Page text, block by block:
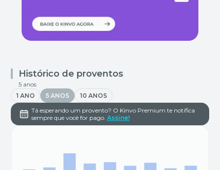
Histórico de proventos
5 anos
1 ANO
5 ANOS
10 ANOS
Tá esperando um provento? O Kinvo Premium te notifica
sempre que você for pago. Assine!